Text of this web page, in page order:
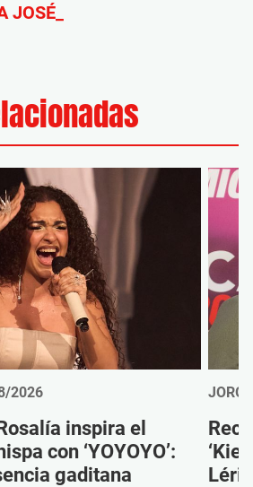
2026
inspira el
con ‘YOYOYO’:
gaditana